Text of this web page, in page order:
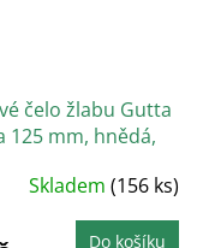
čelo žlabu Gutta
125 mm, hnědá,
Skladem (156 ks)
Do košíku